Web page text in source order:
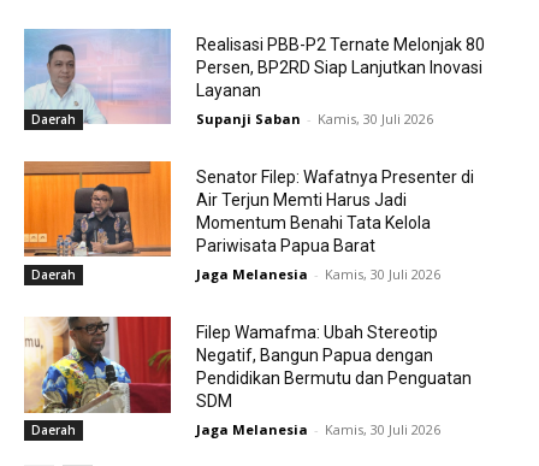
Daerah
Realisasi PBB-P2 Ternate Melonjak 80
Persen, BP2RD Siap Lanjutkan Inovasi
Layanan
Supanji Saban - Kamis, 30 Juli 2026
Daerah
Senator Filep: Wafatnya Presenter di
Air Terjun Memti Harus Jadi
Momentum Benahi Tata Kelola
Pariwisata Papua Barat
Jaga Melanesia - Kamis, 30 Juli 2026
Daerah
Filep Wamafma: Ubah Stereotip
Negatif, Bangun Papua dengan
Pendidikan Bermutu dan Penguatan
SDM
Jaga Melanesia - Kamis, 30 Juli 2026